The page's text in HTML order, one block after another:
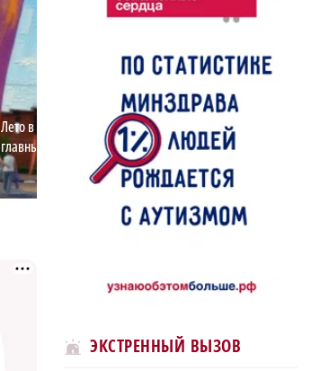
Лето в Нижнем: что ты знаешь о
главных событиях?
Озёра,
Нижегородской
красивые
ЭКСТРЕННЫЙ ВЫЗОВ